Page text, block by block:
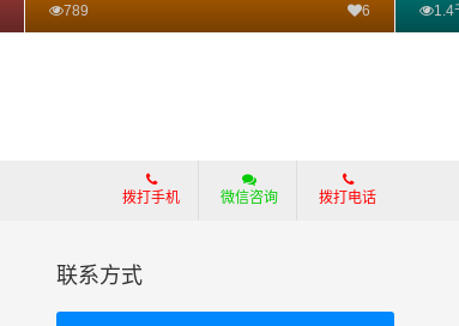
789 6 1.4
拨打手机 微信咨询 拨打电话
联系方式